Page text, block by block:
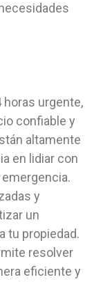
horas urgente,
confiable y
altamente
en lidiar con
y
un
tu propiedad.
resolver
eficiente y